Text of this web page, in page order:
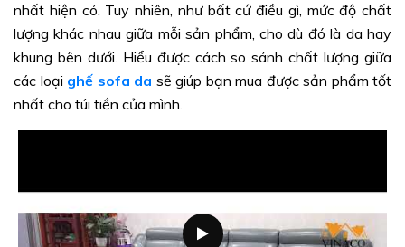
nhất hiện có. Tuy nhiên, như bất cứ điều gì, mức độ chất
lượng khác nhau giữa mỗi sản phẩm, cho dù đó là da hay
khung bên dưới. Hiểu được cách so sánh chất lượng giữa
các loại ghế sofa da sẽ giúp bạn mua được sản phẩm tốt
nhất cho túi tiền của mình.